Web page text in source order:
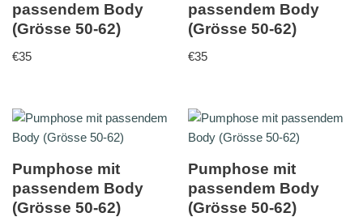
passendem Body
(Grösse 50-62)
€35
passendem Body
(Grösse 50-62)
€35
Pumphose mit
passendem Body
(Grösse 50-62)
Pumphose mit
passendem Body
(Grösse 50-62)